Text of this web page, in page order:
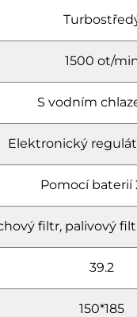
1500 ot/
S vodním
Elektronický
Pomocí baterií
filtr, palivový
39.2
150*185